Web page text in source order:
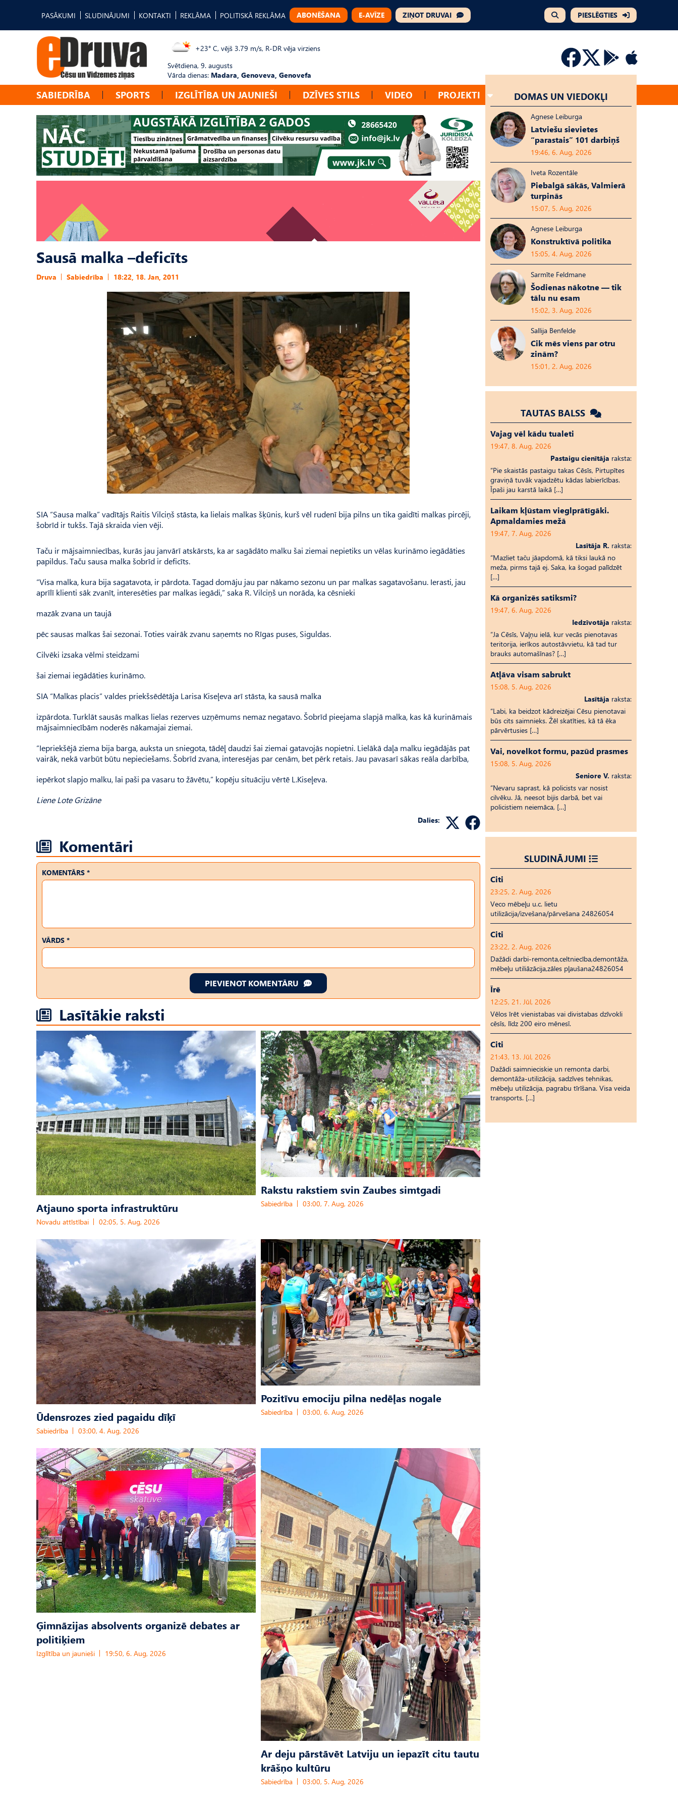
PASĀKUMI SLUDINĀJUMI KONTAKTI REKLĀMA POLITISKĀ REKLĀMA ABONĒŠANA E-AVĪZE ZIŅOT DRUVAI PIESLĒGTIES
+23° C, vējš 3.79 m/s, R-DR vēja virziens
Svētdiena, 9. augusts
Vārda dienas: Madara, Genoveva, Genovefa
SABIEDRĪBA SPORTS IZGLĪTĪBA UN JAUNIEŠI DZĪVES STILS VIDEO PROJEKTI
Sausā malka –deficīts
Druva Sabiedrība 18:22, 18. Jan, 2011
SIA “Sausa malka” vadītājs Raitis Vilciņš stāsta, ka lielais malkas šķūnis, kurš vēl rudenī bija pilns un tika gaidīti malkas pircēji,
šobrīd ir tukšs. Tajā skraida vien vēji.
Taču ir mājsaimniecības, kurās jau janvārī atskārsts, ka ar sagādāto malku šai ziemai nepietiks un vēlas kurināmo iegādāties
papildus. Taču sausa malka šobrīd ir deficīts.
“Visa malka, kura bija sagatavota, ir pārdota. Tagad domāju jau par nākamo sezonu un par malkas sagatavošanu. Ierasti, jau
aprīlī klienti sāk zvanīt, interesēties par malkas iegādi,” saka R. Vilciņš un norāda, ka cēsnieki
mazāk zvana un taujā
pēc sausas malkas šai sezonai. Toties vairāk zvanu saņemts no Rīgas puses, Siguldas.
Cilvēki izsaka vēlmi steidzami
šai ziemai iegādāties kurināmo.
SIA “Malkas placis” valdes priekšsēdētāja Larisa Kiseļeva arī stāsta, ka sausā malka
izpārdota. Turklāt sausās malkas lielas rezerves uzņēmums nemaz negatavo. Šobrīd pieejama slapjā malka, kas kā kurināmais
mājsaimniecībām noderēs nākamajai ziemai.
“Iepriekšējā ziema bija barga, auksta un sniegota, tādēļ daudzi šai ziemai gatavojās nopietni. Lielākā daļa malku iegādājās pat
vairāk, nekā varbūt būtu nepieciešams. Šobrīd zvana, interesējas par cenām, bet pērk retais. Jau pavasarī sākas reāla darbība,
iepērkot slapjo malku, lai paši pa vasaru to žāvētu,” kopēju situāciju vērtē L.Kiseļeva.
Liene Lote Grizāne
Dalies:
Komentāri
KOMENTĀRS *
VĀRDS *
PIEVIENOT KOMENTĀRU
Lasītākie raksti
Atjauno sporta infrastruktūru
Novadu attīstībai 02:05, 5. Aug, 2026
Rakstu rakstiem svin Zaubes simtgadi
Sabiedrība 03:00, 7. Aug, 2026
Ūdensrozes zied pagaidu dīķī
Sabiedrība 03:00, 4. Aug, 2026
Pozitīvu emociju pilna nedēļas nogale
Sabiedrība 03:00, 6. Aug, 2026
Ģimnāzijas absolvents organizē debates ar
politiķiem
Izglītība un jaunieši 19:50, 6. Aug, 2026
Ar deju pārstāvēt Latviju un iepazīt citu tautu
krāšņo kultūru
Sabiedrība 03:00, 5. Aug, 2026
DOMAS UN VIEDOKĻI
Agnese Leiburga
Latviešu sievietes
“parastais” 101 darbiņš
19:46, 6. Aug, 2026
Iveta Rozentāle
Piebalgā sākās, Valmierā
turpinās
15:07, 5. Aug, 2026
Agnese Leiburga
Konstruktīvā politika
15:05, 4. Aug, 2026
Sarmīte Feldmane
Šodienas nākotne — tik
tālu nu esam
15:02, 3. Aug, 2026
Sallija Benfelde
Cik mēs viens par otru
zinām?
15:01, 2. Aug, 2026
TAUTAS BALSS
Vajag vēl kādu tualeti
19:47, 8. Aug, 2026
Pastaigu cienītāja raksta:
“Pie skaistās pastaigu takas Cēsīs, Pirtupītes
graviņā tuvāk vajadzētu kādas labierīcības.
Īpaši jau karstā laikā […]
Laikam kļūstam vieglprātīgāki.
Apmaldamies mežā
19:47, 7. Aug, 2026
Lasītāja R. raksta:
“Mazliet taču jāapdomā, kā tiksi laukā no
meža, pirms tajā ej. Saka, ka šogad palīdzēt
[…]
Kā organizēs satiksmi?
19:47, 6. Aug, 2026
Iedzīvotāja raksta:
“Ja Cēsīs, Vaļņu ielā, kur vecās pienotavas
teritorija, ierīkos autostāvvietu, kā tad tur
brauks automašīnas? […]
Atļāva visam sabrukt
15:08, 5. Aug, 2026
Lasītāja raksta:
“Labi, ka beidzot kādreizējai Cēsu pienotavai
būs cits saimnieks. Žēl skatīties, kā tā ēka
pārvērtusies […]
Vai, novelkot formu, pazūd prasmes
15:08, 5. Aug, 2026
Seniore V. raksta:
“Nevaru saprast, kā policists var nosist
cilvēku. Jā, neesot bijis darbā, bet vai
policistiem neiemāca, […]
SLUDINĀJUMI
Citi
23:25, 2. Aug, 2026
Veco mēbeļu u.c. lietu
utilizācija/izvešana/pārvešana 24826054
Citi
23:22, 2. Aug, 2026
Dažādi darbi-remonta,celtniecība,demontāža,
mēbeļu utiliāzācija,zāles pļaušana24826054
Īrē
12:25, 21. Jūl, 2026
Vēlos īrēt vienistabas vai divistabas dzīvokli
cēsīs, līdz 200 eiro mēnesī.
Citi
21:43, 13. Jūl, 2026
Dažādi saimnieciskie un remonta darbi,
demontāža-utilizācija, sadzīves tehnikas,
mēbeļu utilizācija, pagrabu tīrīšana. Visa veida
transports. […]